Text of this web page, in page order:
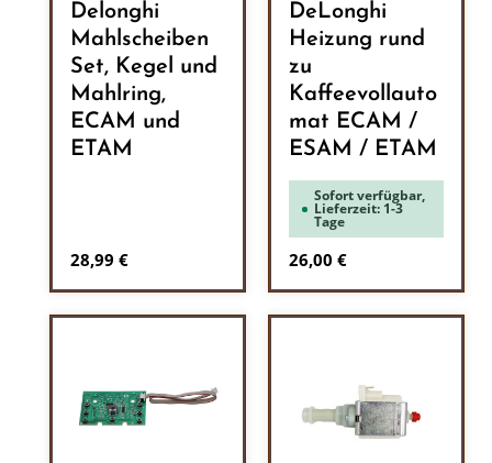
Delonghi
Mahlscheiben
Set, Kegel und
Mahlring,
ECAM und
ETAM
Regulärer Preis:
28,99 €
DeLonghi
Heizung rund
zu
Kaffeevollauto
mat ECAM /
ESAM / ETAM
Sofort verfügbar,
Lieferzeit: 1-3
Tage
Regulärer Preis:
26,00 €